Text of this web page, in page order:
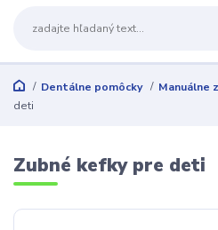
Dentálne pomôcky Manuálne
deti
Zubné kefky pre deti